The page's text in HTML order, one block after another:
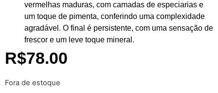
vermelhas maduras, com camadas de especiarias e
um toque de pimenta, conferindo uma complexidade
agradável. O final é persistente, com uma sensação de
frescor e um leve toque mineral.
R$78.00
Fora de estoque